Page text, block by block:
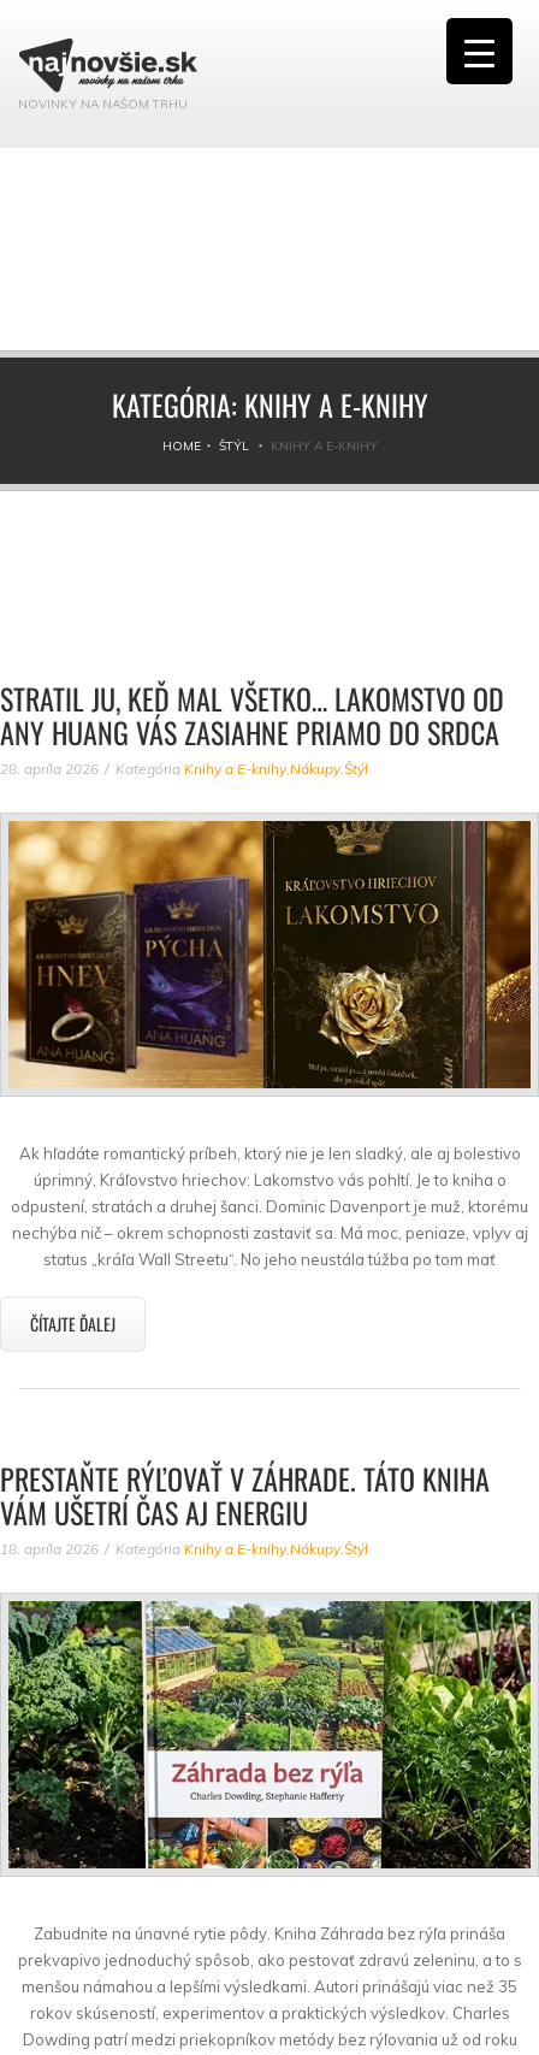
NOVINKY NA NAŠOM TRHU
KATEGÓRIA: KNIHY A E-KNIHY
HOME ŠTÝL KNIHY A E-KNIHY
STRATIL JU, KEĎ MAL VŠETKO… LAKOMSTVO OD
ANY HUANG VÁS ZASIAHNE PRIAMO DO SRDCA
28. apríla 2026 Kategória Knihy a E-knihy,Nákupy,Štýl
Ak hľadáte romantický príbeh, ktorý nie je len sladký, ale aj bolestivo
úprimný, Kráľovstvo hriechov: Lakomstvo vás pohltí. Je to kniha o
odpustení, stratách a druhej šanci. Dominic Davenport je muž, ktorému
nechýba nič – okrem schopnosti zastaviť sa. Má moc, peniaze, vplyv aj
status „kráľa Wall Streetu“. No jeho neustála túžba po tom mať
ČÍTAJTE ĎALEJ
PRESTAŇTE RÝĽOVAŤ V ZÁHRADE. TÁTO KNIHA
VÁM UŠETRÍ ČAS AJ ENERGIU
18. apríla 2026 Kategória Knihy a E-knihy, Nákupy,Štýl
Zabudnite na únavné rytie pôdy. Kniha Záhrada bez rýľa prináša
prekvapivo jednoduchý spôsob, ako pestovať zdravú zeleninu, a to s
menšou námahou a lepšími výsledkami. Autori prinášajú viac než 35
rokov skúseností, experimentov a praktických výsledkov. Charles
Dowding patrí medzi priekopníkov metódy bez rýľovania už od roku